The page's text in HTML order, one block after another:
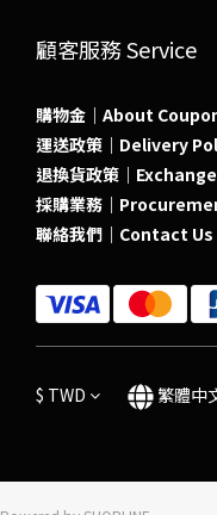
顧客服務 Service
購物金｜About
運送政策｜Delivery
退換貨政策｜
採購業務｜
聯絡我們｜Contact Us
$ TWD 繁體中